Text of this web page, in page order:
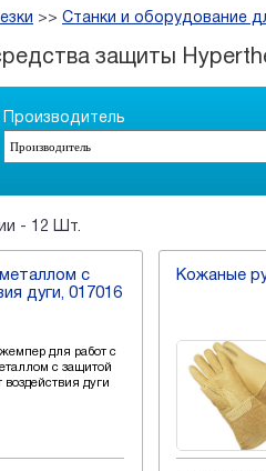
>> Станки и оборудование
защиты
Производитель
- 12 Шт.
с
дуги, 017016
для работ с
с защитой
воздействия дуги
Кожаные